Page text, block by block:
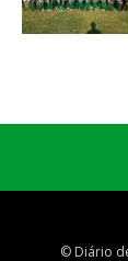
© Diário